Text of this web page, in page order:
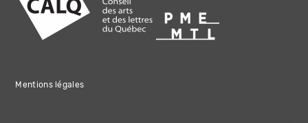
Mentions légales